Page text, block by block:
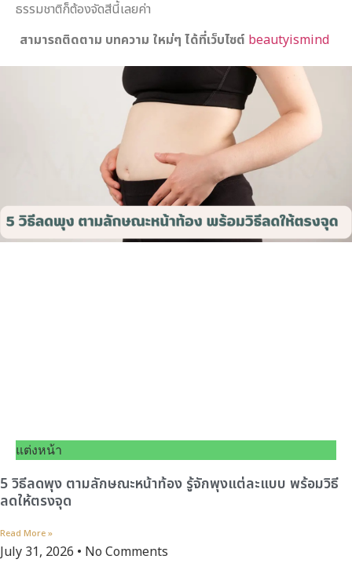
ธรรมชาติก็ต้องจัดสีนี้เลยค่า
สามารถติดตาม บทความ ใหม่ๆ ได้ที่เว็บไซต์ beautyismind
แต่งหน้า
5 วิธีลดพุง ตามลักษณะหน้าท้อง รู้จักพุงแต่ละแบบ พร้อมวิธี
ลดให้ตรงจุด
Read More »
July 31, 2026 No Comments